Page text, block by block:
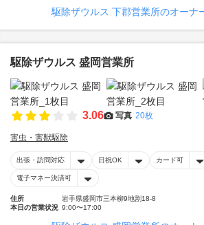
駆除ザウルス 下郡営業所のオーナ
駆除ザウルス 盛岡営業所
3.06 写真 20枚
害虫・害獣駆除
出張・訪問対応 日祝OK カード可
電子マネー決済可
住所
岩手県盛岡市三本柳9地割18-8
本日の営業状況 9:00〜17:00